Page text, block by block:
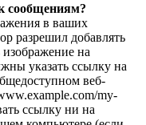
сообщениям?
в ваших
разрешил добавлять
на
указать ссылку на
веб-
my-
ссылку ни на